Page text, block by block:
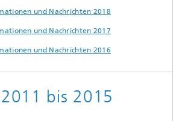
und Nachrichten 2018
und Nachrichten 2017
und Nachrichten 2016
bis 2015